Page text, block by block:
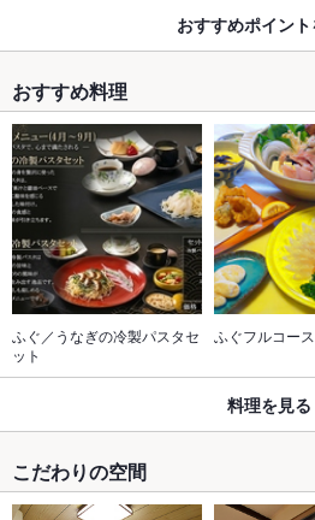
おすすめポイン
おすすめ料理
ふぐ／うなぎの冷製パスタセ
ット
ふぐフルコース
料理を見る
こだわりの空間